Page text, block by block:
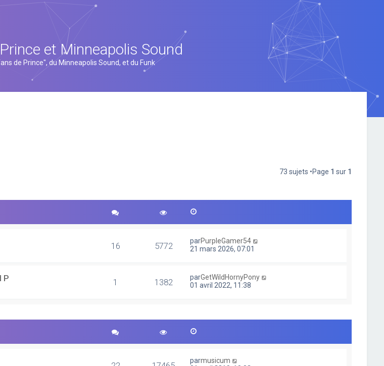
et Minneapolis Sound
de Prince", du Minneapolis Sound, et du Funk
73 sujets •Page 1 sur 1
16 5772 parPurpleGamer54
21 mars 2026, 07:01
P 1 1382 parGetWildHornyPony
01 avril 2022, 11:38
parmusicum